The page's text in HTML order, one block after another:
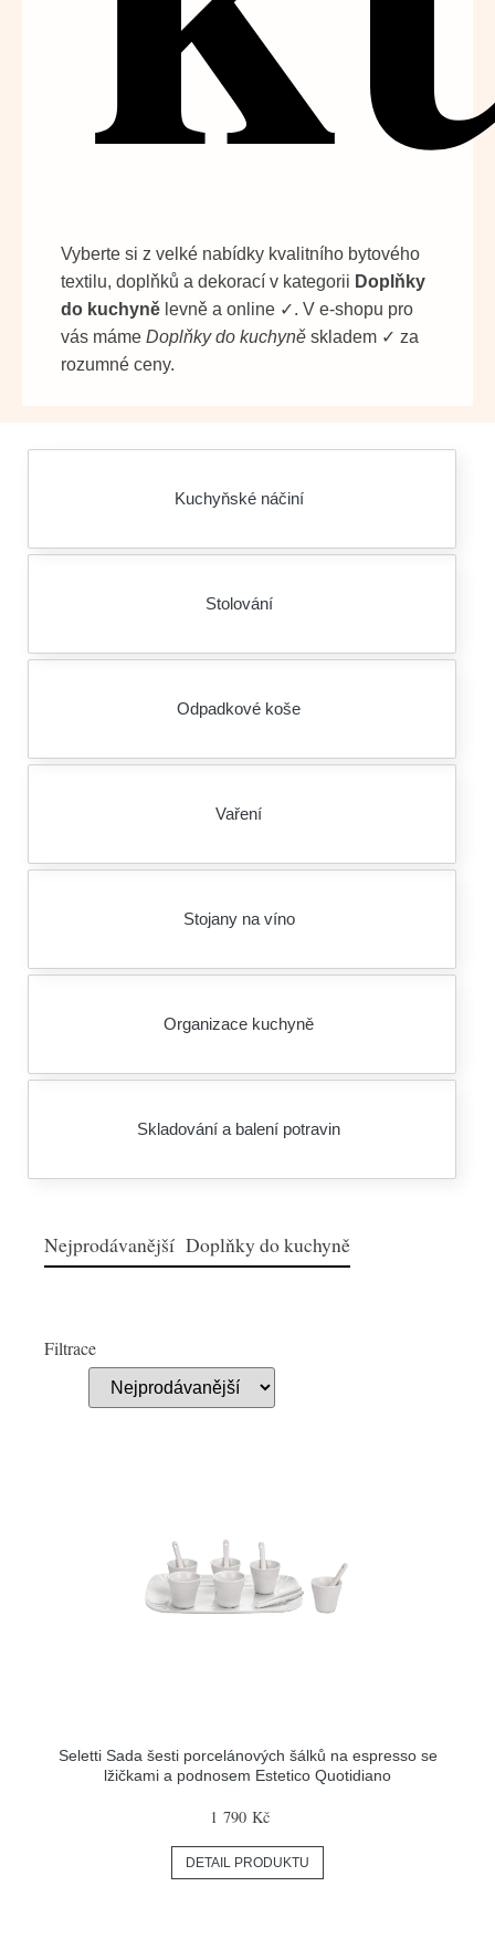
Vyberte si z velké nabídky kvalitního bytového
textilu, doplňků a dekorací v kategorii Doplňky
do kuchyně levně a online ✓. V e-shopu pro
vás máme Doplňky do kuchyně skladem ✓ za
rozumné ceny.
Kuchyňské náčiní
Stolování
Odpadkové koše
Vaření
Stojany na víno
Organizace kuchyně
Skladování a balení potravin
Nejprodávanější Doplňky do kuchyně
Filtrace
Seletti Sada šesti porcelánových šálků na espresso se
lžičkami a podnosem Estetico Quotidiano
1 790 Kč
DETAIL PRODUKTU